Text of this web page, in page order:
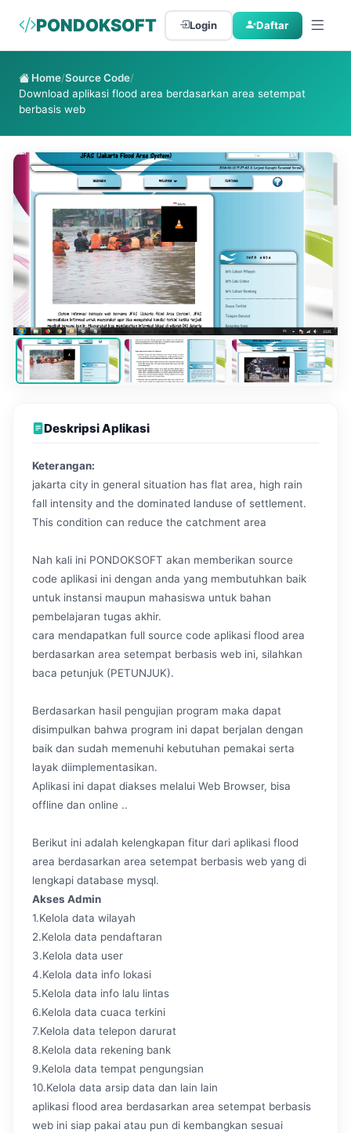
PONDOKSOFT Login Daftar
Home/Source Code/
Download aplikasi flood area berdasarkan area setempat
berbasis web
Deskripsi Aplikasi
Keterangan:
jakarta city in general situation has flat area, high rain
fall intensity and the dominated landuse of settlement.
This condition can reduce the catchment area
Nah kali ini PONDOKSOFT akan memberikan source
code aplikasi ini dengan anda yang membutuhkan baik
untuk instansi maupun mahasiswa untuk bahan
pembelajaran tugas akhir.
cara mendapatkan full source code aplikasi flood area
berdasarkan area setempat berbasis web ini, silahkan
baca petunjuk (PETUNJUK).
Berdasarkan hasil pengujian program maka dapat
disimpulkan bahwa program ini dapat berjalan dengan
baik dan sudah memenuhi kebutuhan pemakai serta
layak diimplementasikan.
Aplikasi ini dapat diakses melalui Web Browser, bisa
offline dan online ..
Berikut ini adalah kelengkapan fitur dari aplikasi flood
area berdasarkan area setempat berbasis web yang di
lengkapi database mysql.
Akses Admin
1.Kelola data wilayah
2.Kelola data pendaftaran
3.Kelola data user
4.Kelola data info lokasi
5.Kelola data info lalu lintas
6.Kelola data cuaca terkini
7.Kelola data telepon darurat
8.Kelola data rekening bank
9.Kelola data tempat pengungsian
10.Kelola data arsip data dan lain lain
aplikasi flood area berdasarkan area setempat berbasis
web ini siap pakai atau pun di kembangkan sesuai